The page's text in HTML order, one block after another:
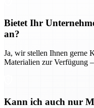
Bietet Ihr
an?
Ja, wir stellen Ihnen gerne
Materialien zur Verfügung
Kann ich auch nur